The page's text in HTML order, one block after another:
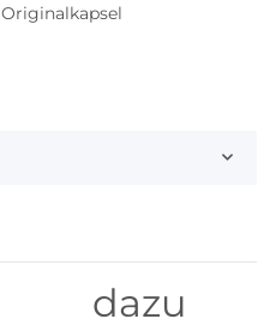
Originalkapsel
dazu